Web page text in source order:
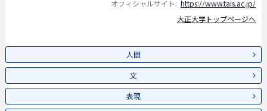
オフィシャルサイト: https://www.tais.ac.jp/
大正大学トップページへ
人間
文
表現